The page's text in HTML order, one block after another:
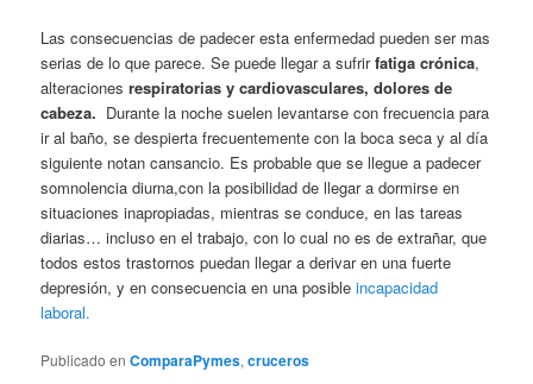
Las consecuencias de padecer esta enfermedad pueden ser mas
serias de lo que parece. Se puede llegar a sufrirfatiga crónica,
alteracionesrespiratorias y cardiovasculares, dolores de
cabeza. Durante la noche suelen levantarse con frecuencia para
ir al baño, se despierta frecuentemente con la boca seca y al día
siguiente notan cansancio. Es probable que se llegue a padecer
somnolencia diurna,con la posibilidad de llegar a dormirse en
situaciones inapropiadas, mientras se conduce, en las tareas
diarias… incluso en el trabajo, con lo cual no es de extrañar, que
todos estos trastornos puedan llegar a derivar en una fuerte
depresión, y en consecuencia en una posibleincapacidad
laboral.
Publicado en ComparaPymes,cruceros